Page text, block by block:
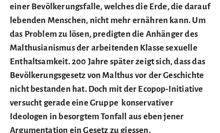
einer Bevölkerungsfalle, welches die Erde, die darauf
lebenden Menschen, nicht mehr ernähren kann. Um
das Problem zu lösen, predigten die Anhänger des
Malthusianismus der arbeitenden Klasse sexuelle
Enthaltsamkeit. 200 Jahre später zeigt sich, dass das
Bevölkerungsgesetz von Malthus vor der Geschichte
nicht bestanden hat. Doch mit der Ecopop-Initiative
versucht gerade eine Gruppe konservativer
Ideologen in besorgtem Tonfall aus eben jener
Argumentation ein Gesetz zu giessen.